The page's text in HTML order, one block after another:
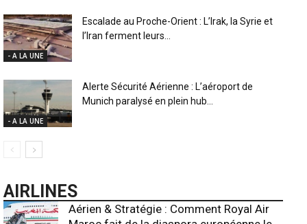
- A LA UNE
Escalade au Proche-Orient : L’Irak, la Syrie et
l’Iran ferment leurs...
- A LA UNE
Alerte Sécurité Aérienne : L’aéroport de
Munich paralysé en plein hub...
AIRLINES
Aérien & Stratégie : Comment Royal Air